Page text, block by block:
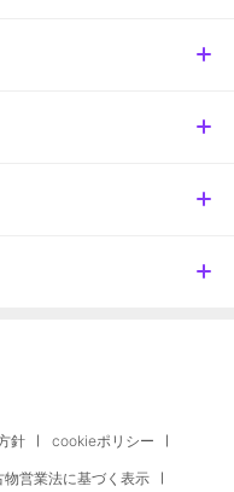
針 cookieポリシー
物営業法に基づく表示